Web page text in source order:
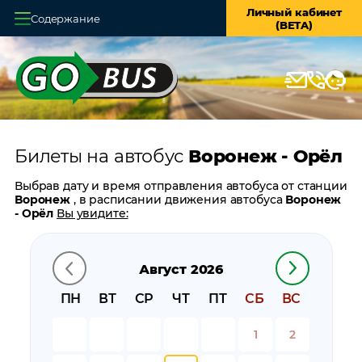
Содержание
Личный кабинет
(BETA)
Главная
О системе
Оплата и доставка
Возврат билетов
Контакты
Билеты на автобус Воронеж - Орёл
Август 2026
ПН
ВТ СР ЧТ ПТ СБ ВС
1 2
Выбрав дату и время отправления автобуса от станции
Воронеж , в расписании движения автобусаВоронеж
- Орёл Вы увидите:
время прибытия
время в пути
цену билета
Воронеж